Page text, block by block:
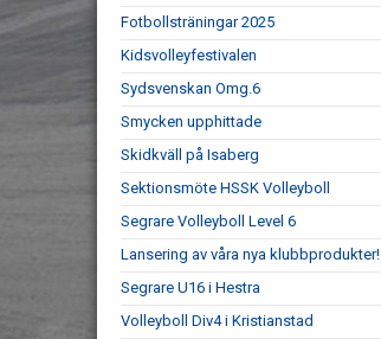
Fotbollsträningar 2025
Kidsvolleyfestivalen
Sydsvenskan Omg.6
Smycken upphittade
Skidkväll på Isaberg
Sektionsmöte HSSK Volleyboll
Segrare Volleyboll Level 6
Lansering av våra nya klubbprodukter!
Segrare U16 i Hestra
Volleyboll Div4 i Kristianstad